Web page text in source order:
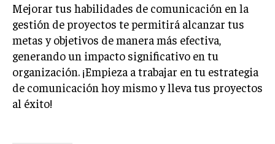
Mejorar tus habilidades de comunicación en la
gestión de proyectos te permitirá alcanzar tus
metas y objetivos de manera más efectiva,
generando un impacto significativo en tu
organización. ¡Empieza a trabajar en tu estrategia
de comunicación hoy mismo y lleva tus proyectos
al éxito!